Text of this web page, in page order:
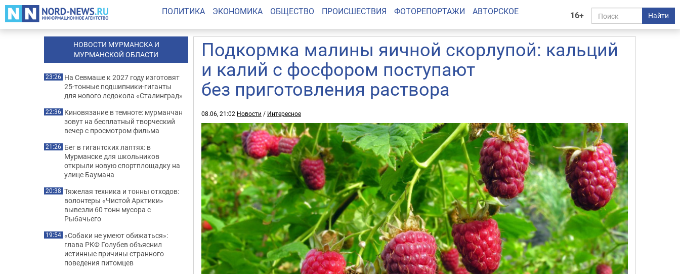
16+ Найти
ПОЛИТИКА ЭКОНОМИКА ОБЩЕСТВО ПРОИСШЕСТВИЯ ФОТОРЕПОРТАЖИ АВТОРСКОЕ
Подкормка малины яичной скорлупой: кальций
и калий с фосфором поступают
без приготовления раствора
08.06, 21:02 Новости / Интересное
НОВОСТИ МУРМАНСКА И
МУРМАНСКОЙ ОБЛАСТИ
23:26 На Севмаше к 2027 году изготовят
25-тонные подшипники-гиганты
для нового ледокола «Сталинград»
22:36 Киновязание в темноте: мурманчан
зовут на бесплатный творческий
вечер с просмотром фильма
21:26 Бег в гигантских лаптях: в
Мурманске для школьников
открыли новую спортплощадку на
улице Баумана
20:38 Тяжелая техника и тонны отходов:
волонтеры «Чистой Арктики»
вывезли 60 тонн мусора с
Рыбачьего
19:54 «Собаки не умеют обижаться»:
глава РКФ Голубев объяснил
истинные причины странного
поведения питомцев